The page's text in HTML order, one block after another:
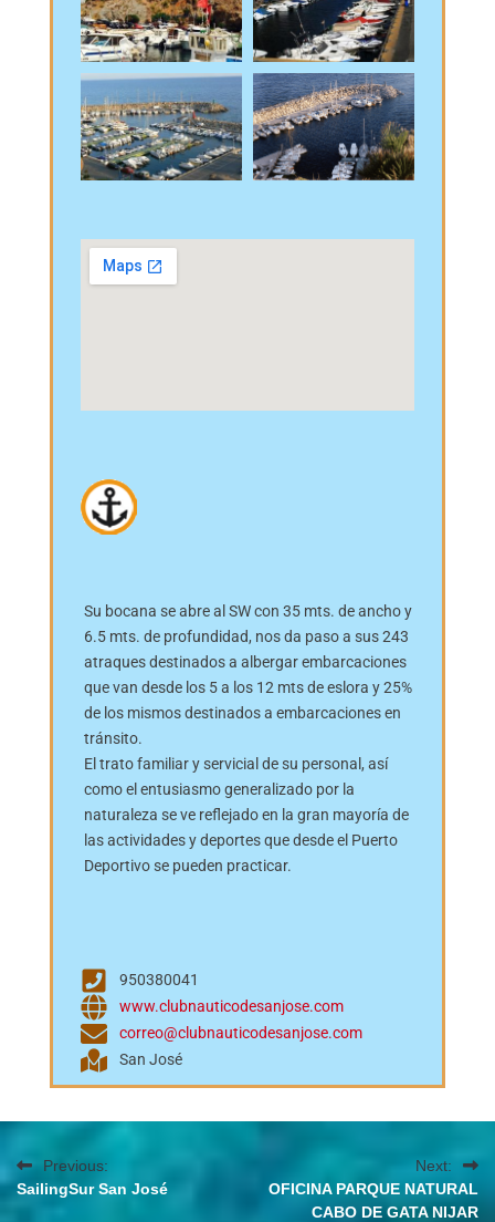
Su bocana se abre al SW con 35 mts. de ancho y
6.5 mts. de profundidad, nos da paso a sus 243
atraques destinados a albergar embarcaciones
que van desde los 5 a los 12 mts de eslora y 25%
de los mismos destinados a embarcaciones en
tránsito.
El trato familiar y servicial de su personal, así
como el entusiasmo generalizado por la
naturaleza se ve reflejado en la gran mayoría de
las actividades y deportes que desde el Puerto
Deportivo se pueden practicar.
950380041
www.clubnauticodesanjose.com
correo@clubnauticodesanjose.com
San José
Previous:
SailingSur San José
Next:
OFICINA PARQUE NATURAL
CABO DE GATA NIJAR